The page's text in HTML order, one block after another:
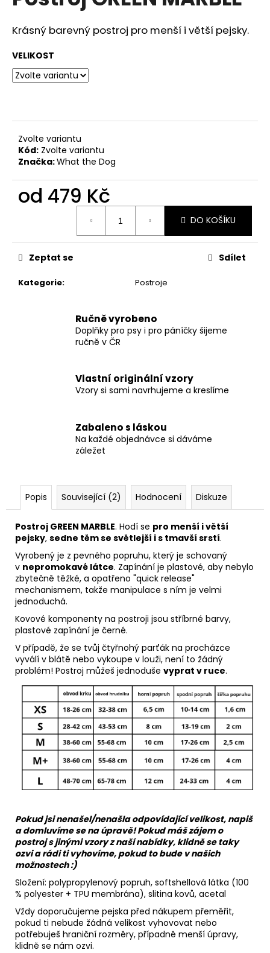
z
5
Krásný barevný postroj pro menší i větší pejsky.
VELIKOST
Zvolte variantu
Kód: Zvolte variantu
Značka:What the Dog
od 479 Kč
DO KOŠÍKU
Kategorie: Postroje
Zeptat se Sdílet
Ručně vyrobeno
Doplňky pro psy i pro páníčky šijeme
ručně v ČR
Vlastní originální vzory
Vzory si sami navrhujeme a kreslíme
Zabaleno s láskou
Na každé objednávce si dáváme
záležet
Popis Související (2) Hodnocení Diskuze
Postroj GREEN MARBLE. Hodí se pro menší i větší
pejsky, sedne těm se světlejší i s tmavší srstí.
Vyrobený je z pevného popruhu, který je schovaný
v nepromokavé látce. Zapínání je plastové, aby nebylo
zbytečně těžké, a opatřeno "quick release"
mechanismem, takže manipulace s ním je velmi
jednoduchá.
Kovové komponenty na postroji jsou stříbrné barvy,
plastové zapínání je černé.
V případě, že se tvůj čtyřnohý parťák na procházce
vyválí v blátě nebo vykoupe v louži, není to žádný
problém! Postroj můžeš jednoduše vyprat v ruce.
Pokud jsi nenašel/nenašla odpovídající velikost, napiš
a domluvíme se na úpravě! Pokud máš zájem o
postroj s jinými vzory z naší nabídky, klidně se taky
ozvi a rádi ti vyhovíme, pokud to bude v našich
možnostech :)
Složení: polypropylenový popruh, softshellová látka (100
% polyester + TPU membrána), slitina kovů, acetal
Vždy doporučujeme pejska před nákupem přeměřit,
pokud ti nebude žádná velikost vyhovovat nebo
potřebuješ hraniční rozměry, případně menší úpravy,
klidně se nám ozvi.
j
t
?
D
o
r
u
u